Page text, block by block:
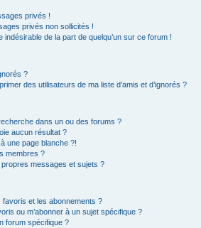
privés !
privés non sollicités !
indésirable de la part de quelqu’un sur ce forum !
?
des utilisateurs de ma liste d’amis et d’ignorés ?
dans un ou des forums ?
aucun résultat ?
une page blanche ?!
membres ?
messages et sujets ?
et les abonnements ?
ou m’abonner à un sujet spécifique ?
forum spécifique ?